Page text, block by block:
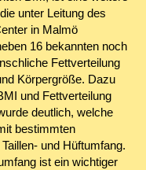
unter Leitung des
in Malmö
16 bekannten noch
Fettverteilung
Körpergröße. Dazu
und Fettverteilung
deutlich, welche
bestimmten
und Hüftumfang.
ist ein wichtiger